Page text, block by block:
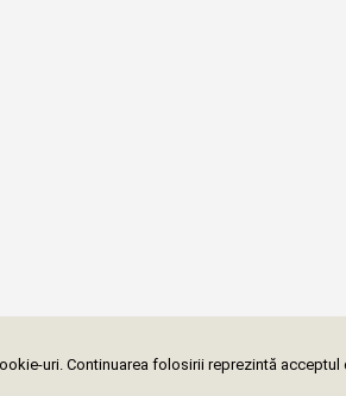
uri. Continuarea folosirii reprezintă